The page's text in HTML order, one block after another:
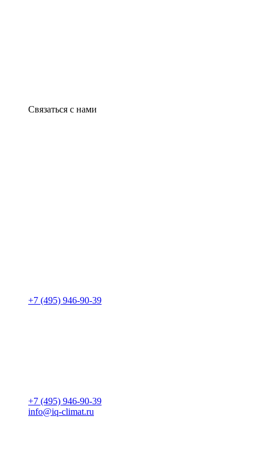
Связаться с нами
+7 (495) 946-90-39
+7 (495) 946-90-39
info@iq-climat.ru